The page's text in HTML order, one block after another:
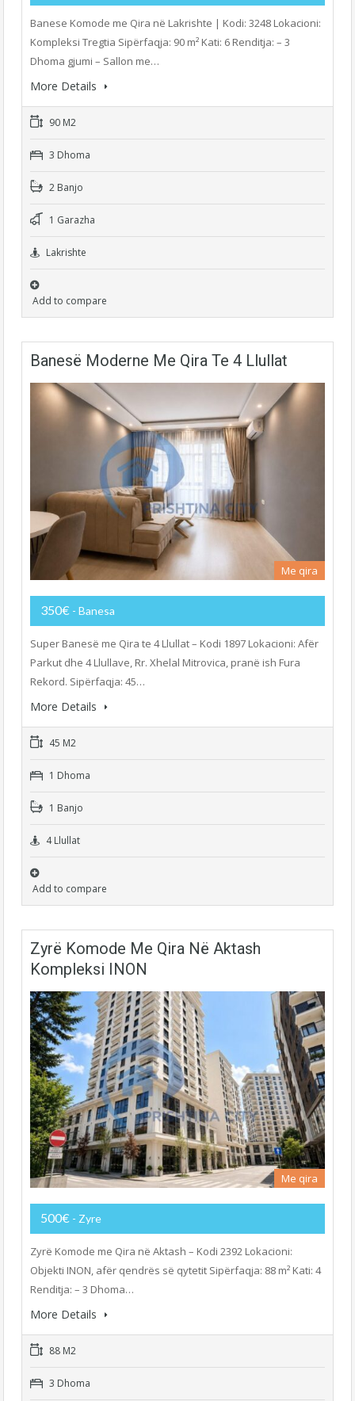
Banese Komode me Qira në Lakrishte | Kodi: 3248 Lokacioni:
Kompleksi Tregtia Sipërfaqja: 90 m² Kati: 6 Renditja: – 3
Dhoma gjumi – Sallon me…
More Details
90 M2
3 Dhoma
2 Banjo
1 Garazha
Lakrishte
Add to compare
Banesë Moderne Me Qira Te 4 Llullat
Me qira
350€ - Banesa
Super Banesë me Qira te 4 Llullat – Kodi 1897 Lokacioni: Afër
Parkut dhe 4 Llullave, Rr. Xhelal Mitrovica, pranë ish Fura
Rekord. Sipërfaqja: 45…
More Details
45 M2
1 Dhoma
1 Banjo
4 Llullat
Add to compare
Zyrë Komode Me Qira Në Aktash
Kompleksi INON
Me qira
500€ - Zyre
Zyrë Komode me Qira në Aktash – Kodi 2392 Lokacioni:
Objekti INON, afër qendrës së qytetit Sipërfaqja: 88 m² Kati: 4
Renditja: – 3 Dhoma…
More Details
88 M2
3 Dhoma